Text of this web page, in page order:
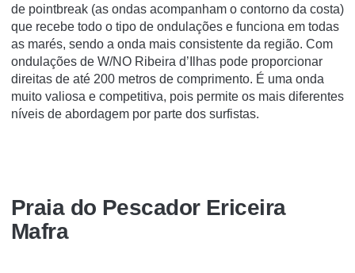
de pointbreak (as ondas acompanham o contorno da costa)
que recebe todo o tipo de ondulações e funciona em todas
as marés, sendo a onda mais consistente da região. Com
ondulações de W/NO Ribeira d’Ilhas pode proporcionar
direitas de até 200 metros de comprimento. É uma onda
muito valiosa e competitiva, pois permite os mais diferentes
níveis de abordagem por parte dos surfistas.
Praia do Pescador Ericeira
Mafra